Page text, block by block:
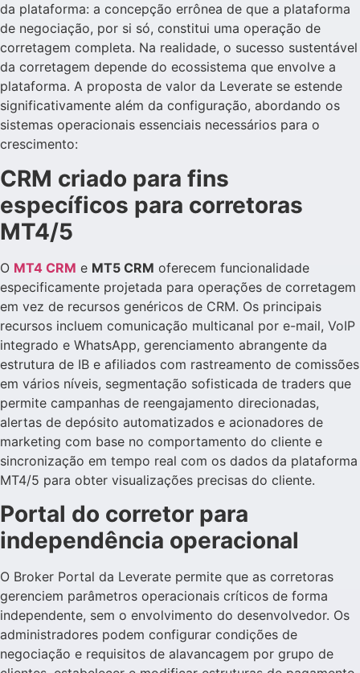
da plataforma: a concepção errônea de que a plataforma
de negociação, por si só, constitui uma operação de
corretagem completa. Na realidade, o sucesso sustentável
da corretagem depende do ecossistema que envolve a
plataforma. A proposta de valor da Leverate se estende
significativamente além da configuração, abordando os
sistemas operacionais essenciais necessários para o
crescimento:
CRM criado para fins
específicos para corretoras
MT4/5
O MT4 CRM e MT5 CRM oferecem funcionalidade
especificamente projetada para operações de corretagem
em vez de recursos genéricos de CRM. Os principais
recursos incluem comunicação multicanal por e-mail, VoIP
integrado e WhatsApp, gerenciamento abrangente da
estrutura de IB e afiliados com rastreamento de comissões
em vários níveis, segmentação sofisticada de traders que
permite campanhas de reengajamento direcionadas,
alertas de depósito automatizados e acionadores de
marketing com base no comportamento do cliente e
sincronização em tempo real com os dados da plataforma
MT4/5 para obter visualizações precisas do cliente.
Portal do corretor para
independência operacional
O Broker Portal da Leverate permite que as corretoras
gerenciem parâmetros operacionais críticos de forma
independente, sem o envolvimento do desenvolvedor. Os
administradores podem configurar condições de
negociação e requisitos de alavancagem por grupo de